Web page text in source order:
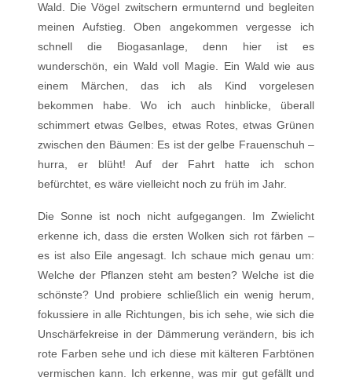
Wald. Die Vögel zwitschern ermunternd und begleiten
meinen Aufstieg. Oben angekommen vergesse ich
schnell die Biogasanlage, denn hier ist es
wunderschön, ein Wald voll Magie. Ein Wald wie aus
einem Märchen, das ich als Kind vorgelesen
bekommen habe. Wo ich auch hinblicke, überall
schimmert etwas Gelbes, etwas Rotes, etwas Grünen
zwischen den Bäumen: Es ist der gelbe Frauenschuh –
hurra, er blüht! Auf der Fahrt hatte ich schon
befürchtet, es wäre vielleicht noch zu früh im Jahr.
Die Sonne ist noch nicht aufgegangen. Im Zwielicht
erkenne ich, dass die ersten Wolken sich rot färben –
es ist also Eile angesagt. Ich schaue mich genau um:
Welche der Pflanzen steht am besten? Welche ist die
schönste? Und probiere schließlich ein wenig herum,
fokussiere in alle Richtungen, bis ich sehe, wie sich die
Unschärfekreise in der Dämmerung verändern, bis ich
rote Farben sehe und ich diese mit kälteren Farbtönen
vermischen kann. Ich erkenne, was mir gut gefällt und